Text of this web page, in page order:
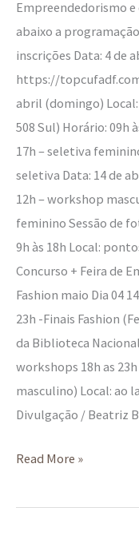
Empreendedorismo e
abaixo a
inscrições Data: 4 de
https://
abril (domingo)
508 Sul) Horário: 09h
17h – seletiva
seletiva Data: 14 de
12h – workshop
feminino Sessão de
9h às 18h Local:
Concurso + Feira de
Fashion maio Dia 04
23h -Finais Fashion
da Biblioteca Nacional
workshops 18h as
masculino) Local: ao
Divulgação / Beatriz
Read More »